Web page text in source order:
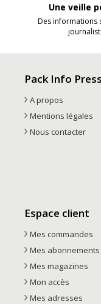
Une veille
Des informations
Pack Info
A propos
Mentions légales
Nous contacter
Espace client
Mes commandes
Mes abonnements
Mes magazines
Mon accès
Mes adresses